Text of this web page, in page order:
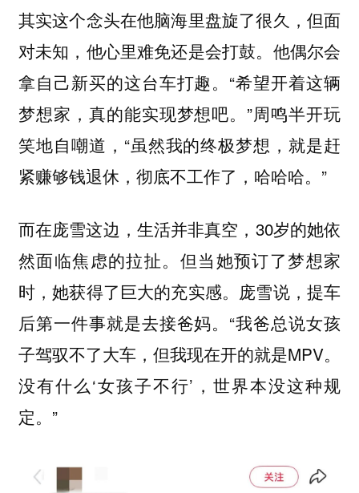
其实这个念头在他脑海里盘旋了很久，但面
对未知，他心里难免还是会打鼓。他偶尔会
拿自己新买的这台车打趣。“希望开着这辆
梦想家，真的能实现梦想吧。”周鸣半开玩
笑地自嘲道，“虽然我的终极梦想，就是赶
紧赚够钱退休，彻底不工作了，哈哈哈。”
而在庞雪这边，生活并非真空，30岁的她依
然面临焦虑的拉扯。但当她预订了梦想家
时，她获得了巨大的充实感。庞雪说，提车
后第一件事就是去接爸妈。“我爸总说女孩
子驾驭不了大车，但我现在开的就是MPV。
没有什么‘女孩子不行’，世界本没这种规
定。”